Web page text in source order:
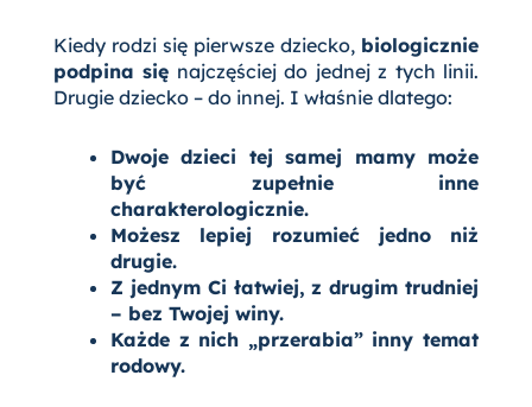
Kiedy rodzi się pierwsze dziecko, biologicznie
podpina się najczęściej do jednej z tych linii.
Drugie dziecko – do innej. I właśnie dlatego:
Dwoje dzieci tej samej mamy może
być zupełnie inne
charakterologicznie.
Możesz lepiej rozumieć jedno niż
drugie.
Z jednym Ci łatwiej, z drugim trudniej
– bez Twojej winy.
Każde z nich „przerabia” inny temat
rodowy.